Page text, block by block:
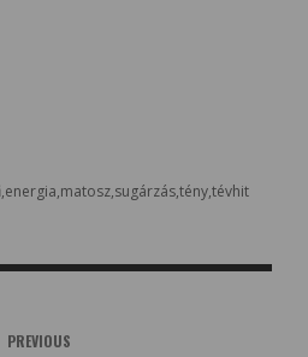
energia matosz sugárzásténytévhit
PREVIOUS